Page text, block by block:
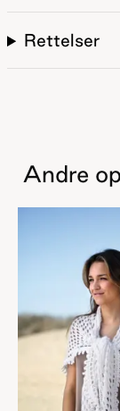
Rettelser
Andre